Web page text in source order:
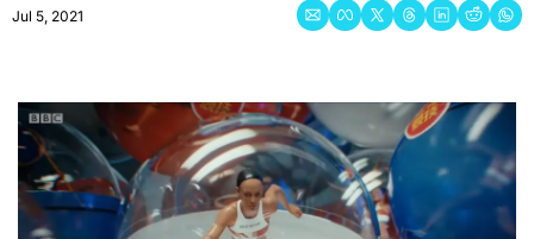
Jul 5, 2021